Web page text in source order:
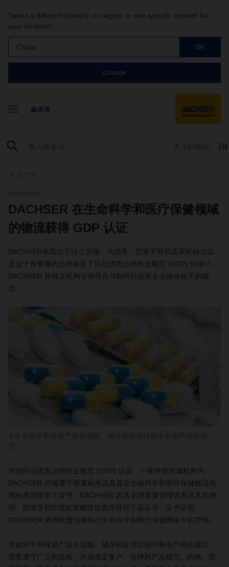
Select a different country, or region, to see specific content for
your location!
China OK
Change
媒体室
关注列表 (0)
06/02/2023
DACHSER 在生命科学和医疗保健领域
的物流获得 GDP 认证
DACHSER在其位于法兰克福、马德里、巴塞罗那和孟买的站点以
及位于肯普滕的总部接受了药品优良运销作业规范 (GDP) 的审计。
DACHSER 获独立机构证明符合与制药行业安全运输链相关的规
范。
凭借药品优良运销作业规范 (GDP) 认证，一家外部权威机构为
DACHSER 严格遵守质量标准以及其在生命科学和医疗保健物流领
域的表现提供了背书。DACHSER 因其全球质量管理体系及其在德
国、西班牙和印度的策略性位置而获得了该证书，证书证明
DACHSER 依照欧盟法规执行生命科学和医疗保健网络中的货物。
生命科学和保健产品在运输、储存和处理过程中有着严格的规范，
需要遵守广泛的法规，并须满足客户、法律和产品规范。药物、疫